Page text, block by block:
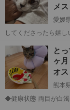
メ
愛媛
してくださったら嬉し
愛媛 松山市
と
ヶ月
オス
熊本
◆健康状態 両目が白濁